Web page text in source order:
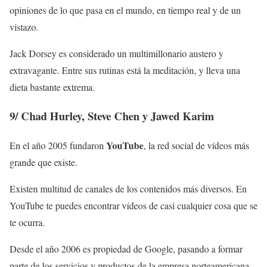
opiniones de lo que pasa en el mundo, en tiempo real y de un
vistazo.
Jack Dorsey es considerado un multimillonario austero y
extravagante. Entre sus rutinas está la meditación, y lleva una
dieta bastante extrema.
9/Chad Hurley, Steve Chen y Jawed Karim
En el año 2005 fundaron YouTube, la red social de vídeos más
grande que existe.
Existen multitud de canales de los contenidos más diversos. En
YouTube te puedes encontrar vídeos de casi cualquier cosa que se
te ocurra.
Desde el año 2006 es propiedad de Google, pasando a formar